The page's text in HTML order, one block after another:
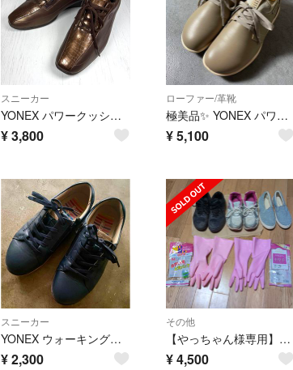
スニーカー
YONEX パワークッション スニーカー レザー ウェッジソール 22.5
¥3,800
ローファー/革靴
極美品✨️ YONEX パワークッション SHW-LC99 グレージュ
¥5,100
スニーカー
YONEX ウォーキングシューズ ネイビー サイドジップ
¥2,300
その他
【やっちゃん様専用】靴 3足 USED ゴム手袋 2双
¥4,500